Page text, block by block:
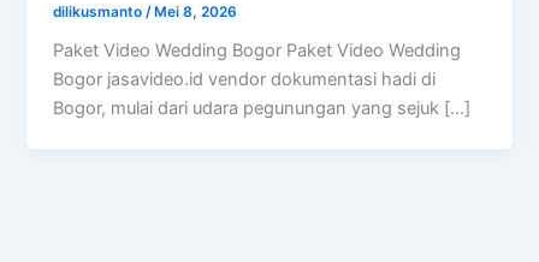
dilikusmanto /Mei 8, 2026
Paket Video Wedding Bogor Paket Video Wedding
Bogor jasavideo.id vendor dokumentasi hadi di
Bogor, mulai dari udara pegunungan yang sejuk […]